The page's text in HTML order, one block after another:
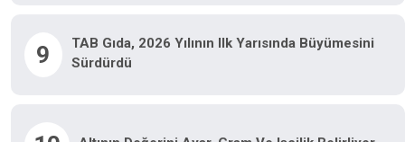
9
TAB Gıda, 2026 Yılının Ilk Yarısında Büyümesini
Sürdürdü